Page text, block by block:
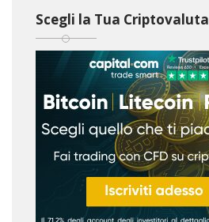
Scegli la Tua Criptovaluta